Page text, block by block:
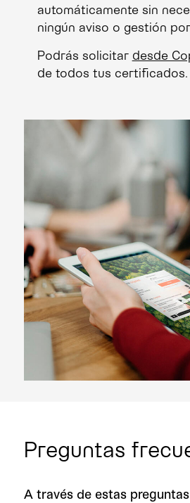
automáticamente sin
ningún aviso o gestión
Podrás solicitar desde
de todos tus certificados.
Preguntas
A través de estas preguntas